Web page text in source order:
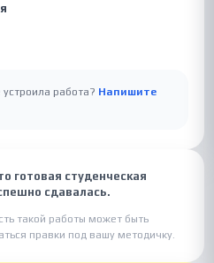
работа? Напишите
готовая студенческая
сдавалась.
такой работы может быть
правки под вашу методичку.